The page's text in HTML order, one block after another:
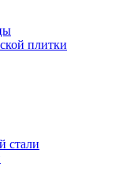
плитки
стали